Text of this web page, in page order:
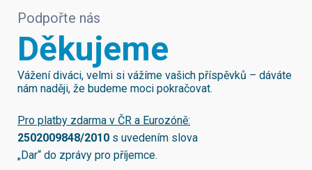
Podpořte nás
Děkujeme
Vážení diváci, velmi si vážíme vašich příspěvků – dáváte
nám naději, že budeme moci pokračovat.
Pro platby zdarma v ČR a Eurozóně:
2502009848/2010 s uvedením slova
„Dar“ do zprávy pro příjemce.